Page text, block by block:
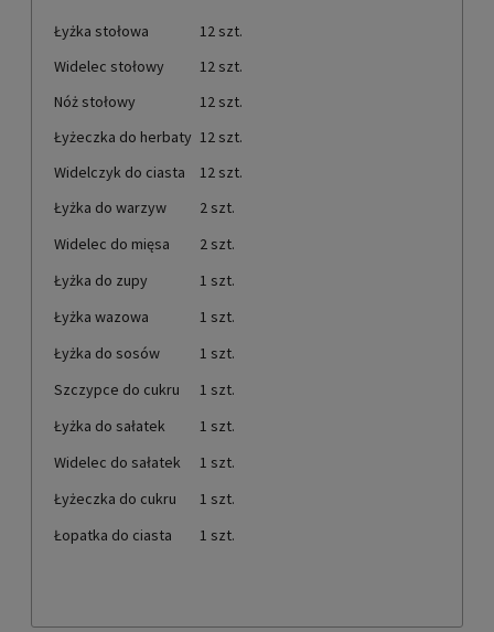
Łyżka stołowa
12 szt.
Widelec stołowy
12 szt.
Nóż stołowy
12 szt.
Łyżeczka do herbaty 12 szt.
Widelczyk do ciasta
12 szt.
Łyżka do warzyw
2 szt.
Widelec do mięsa
2 szt.
Łyżka do zupy
1 szt.
Łyżka wazowa
1 szt.
Łyżka do sosów
1 szt.
Szczypce do cukru
1 szt.
Łyżka do sałatek
1 szt.
Widelec do sałatek
1 szt.
Łyżeczka do cukru
1 szt.
Łopatka do ciasta
1 szt.